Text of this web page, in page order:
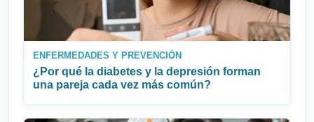
ENFERMEDADES Y PREVENCIÓN
¿Por qué la diabetes y la depresión forman
una pareja cada vez más común?